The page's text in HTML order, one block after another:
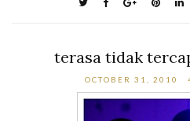
terasa tidak
OCTOBER 31, 2010